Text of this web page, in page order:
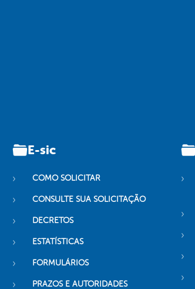
E-sic
COMO SOLICITAR
CONSULTE SUA SOLICITAÇÃO
DECRETOS
ESTATÍSTICAS
FORMULÁRIOS
PRAZOS E AUTORIDADES